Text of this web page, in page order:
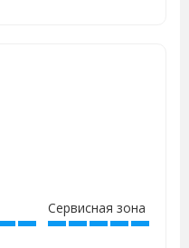
Сервисная зона